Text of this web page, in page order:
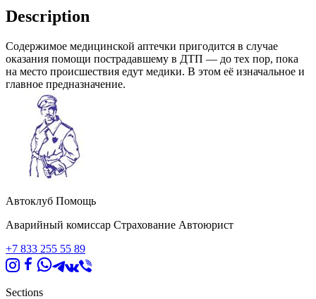
Description
Содержимое медицинской аптечки пригодится в случае
оказания помощи пострадавшему в ДТП — до тех пор, пока
на место происшествия едут медики. В этом её изначальное и
главное предназ­начение.
Автоклуб Помощь
Аварийный комиссар Страхование Автоюрист
+7 833 255 55 89
Sections